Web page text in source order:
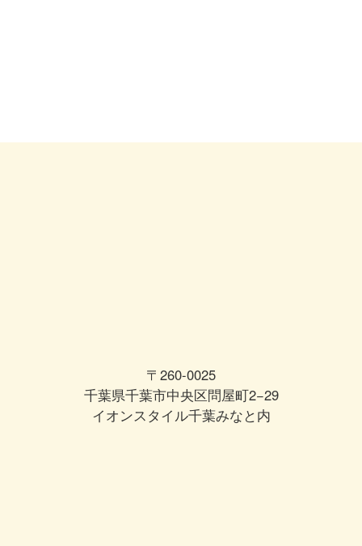
〒260-0025
千葉県千葉市中央区問屋町2−29
イオンスタイル千葉みなと内